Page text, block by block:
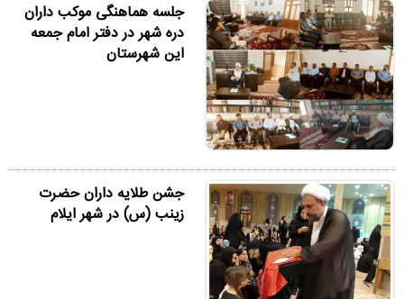
جلسه هماهنگی موکب داران
دره شهر در دفتر امام جمعه
این شهرستان
جشن طلایه داران حضرت
زینب (س) در شهر ایلام